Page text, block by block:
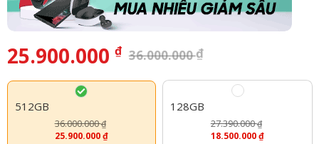
25.900.000 ₫ 36.000.000₫
512GB
25.900.000₫
36.000.000₫
128GB
18.500.000₫
27.390.000₫